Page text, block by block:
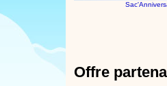
Offre